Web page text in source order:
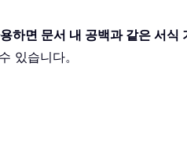
하면 문서 내 공백과 같은 서식
있습니다。